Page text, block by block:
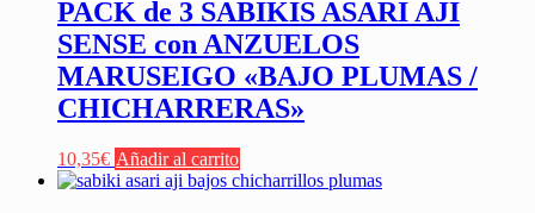
PACK de 3 SABIKIS ASARI AJI
SENSE con ANZUELOS
MARUSEIGO «BAJO PLUMAS /
CHICHARRERAS»
10,35€ Añadir al carrito